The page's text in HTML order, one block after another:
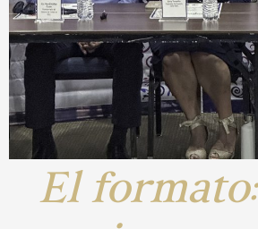
El formato: